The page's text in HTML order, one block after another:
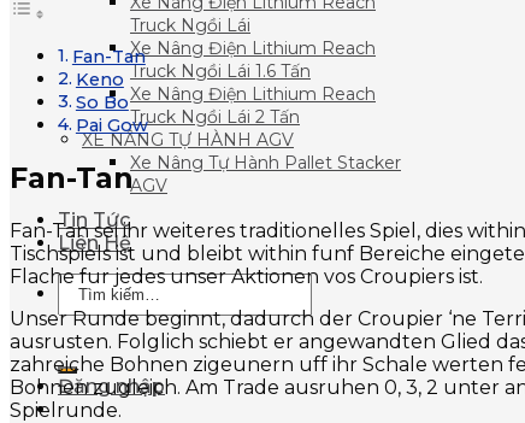
Truck Ngồi Lái
Xe Nâng Điện Lithium Reach
Truck Ngồi Lái 1.6 Tấn
Xe Nâng Điện Lithium Reach
Truck Ngồi Lái 2 Tấn
XE NÂNG TỰ HÀNH AGV
Xe Nâng Tự Hành Pallet Stacker
AGV
Tin Tức
Liên Hệ
Tìm
kiếm:
Đăng nhập
Fan-Tan
Keno
So Bo
Pai Gow
Fan-Tan
Fan-Tan sei ihr weiteres traditionelles Spiel, dies
Tischspiels ist und bleibt within funf Bereiche
Flache fur jedes unser Aktionen vos Croupiers ist.
Unser Runde beginnt, dadurch der Croupier ‘ne
ausrusten. Folglich schiebt er angewandten Glied
zahreiche Bohnen zigeunern uff ihr Schale werten
Bohnen zugleich. Am Trade ausruhen 0, 3, 2 unter
Spielrunde.